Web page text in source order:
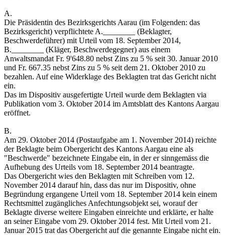
A.
Die Präsidentin des Bezirksgerichts Aarau (im Folgenden: das
Bezirksgericht) verpflichtete A.________ (Beklagter,
Beschwerdeführer) mit Urteil vom 18. September 2014,
B.________ (Kläger, Beschwerdegegner) aus einem
Anwaltsmandat Fr. 9'648.80 nebst Zins zu 5 % seit 30. Januar 2010
und Fr. 667.35 nebst Zins zu 5 % seit dem 21. Oktober 2010 zu
bezahlen. Auf eine Widerklage des Beklagten trat das Gericht nicht
ein.
Das im Dispositiv ausgefertigte Urteil wurde dem Beklagten via
Publikation vom 3. Oktober 2014 im Amtsblatt des Kantons Aargau
eröffnet.
B.
Am 29. Oktober 2014 (Postaufgabe am 1. November 2014) reichte
der Beklagte beim Obergericht des Kantons Aargau eine als
"Beschwerde" bezeichnete Eingabe ein, in der er sinngemäss die
Aufhebung des Urteils vom 18. September 2014 beantragte.
Das Obergericht wies den Beklagten mit Schreiben vom 12.
November 2014 darauf hin, dass das nur im Dispositiv, ohne
Begründung ergangene Urteil vom 18. September 2014 kein einem
Rechtsmittel zugängliches Anfechtungsobjekt sei, worauf der
Beklagte diverse weitere Eingaben einreichte und erklärte, er halte
an seiner Eingabe vom 29. Oktober 2014 fest. Mit Urteil vom 21.
Januar 2015 trat das Obergericht auf die genannte Eingabe nicht ein.